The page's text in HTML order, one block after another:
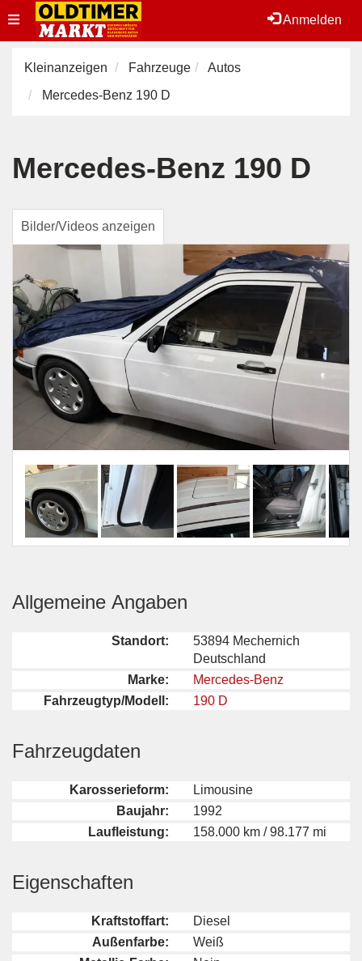
Anmelden
Toggle
navigation
Kleinanzeigen Fahrzeuge
Autos
Mercedes-Benz 190 D
Mercedes-Benz 190 D
Bilder/Videos anzeigen
Allgemeine Angaben
Standort:
53894 Mechernich
Deutschland
Marke:
Mercedes-Benz
Fahrzeugtyp/Modell:
190 D
Fahrzeugdaten
Karosserieform:
Limousine
Baujahr:
1992
Laufleistung:
158.000 km / 98.177 mi
Eigenschaften
Kraftstoffart:
Diesel
Außenfarbe:
Weiß